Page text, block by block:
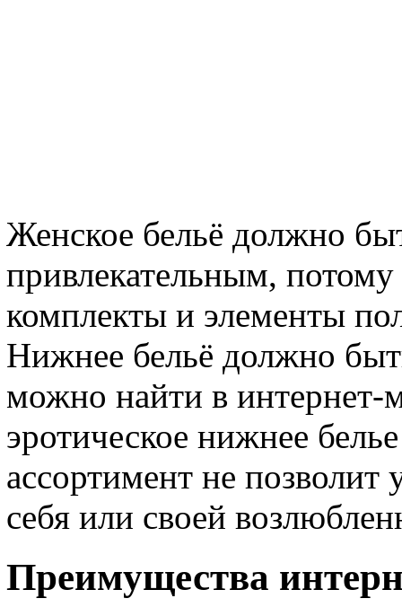
Женское бельё должно
привлекательным,
комплекты и элементы
Нижнее бельё должно
можно найти в интернет-
эротическое нижнее
ассортимент не позволит
себя или своей
Преимущества